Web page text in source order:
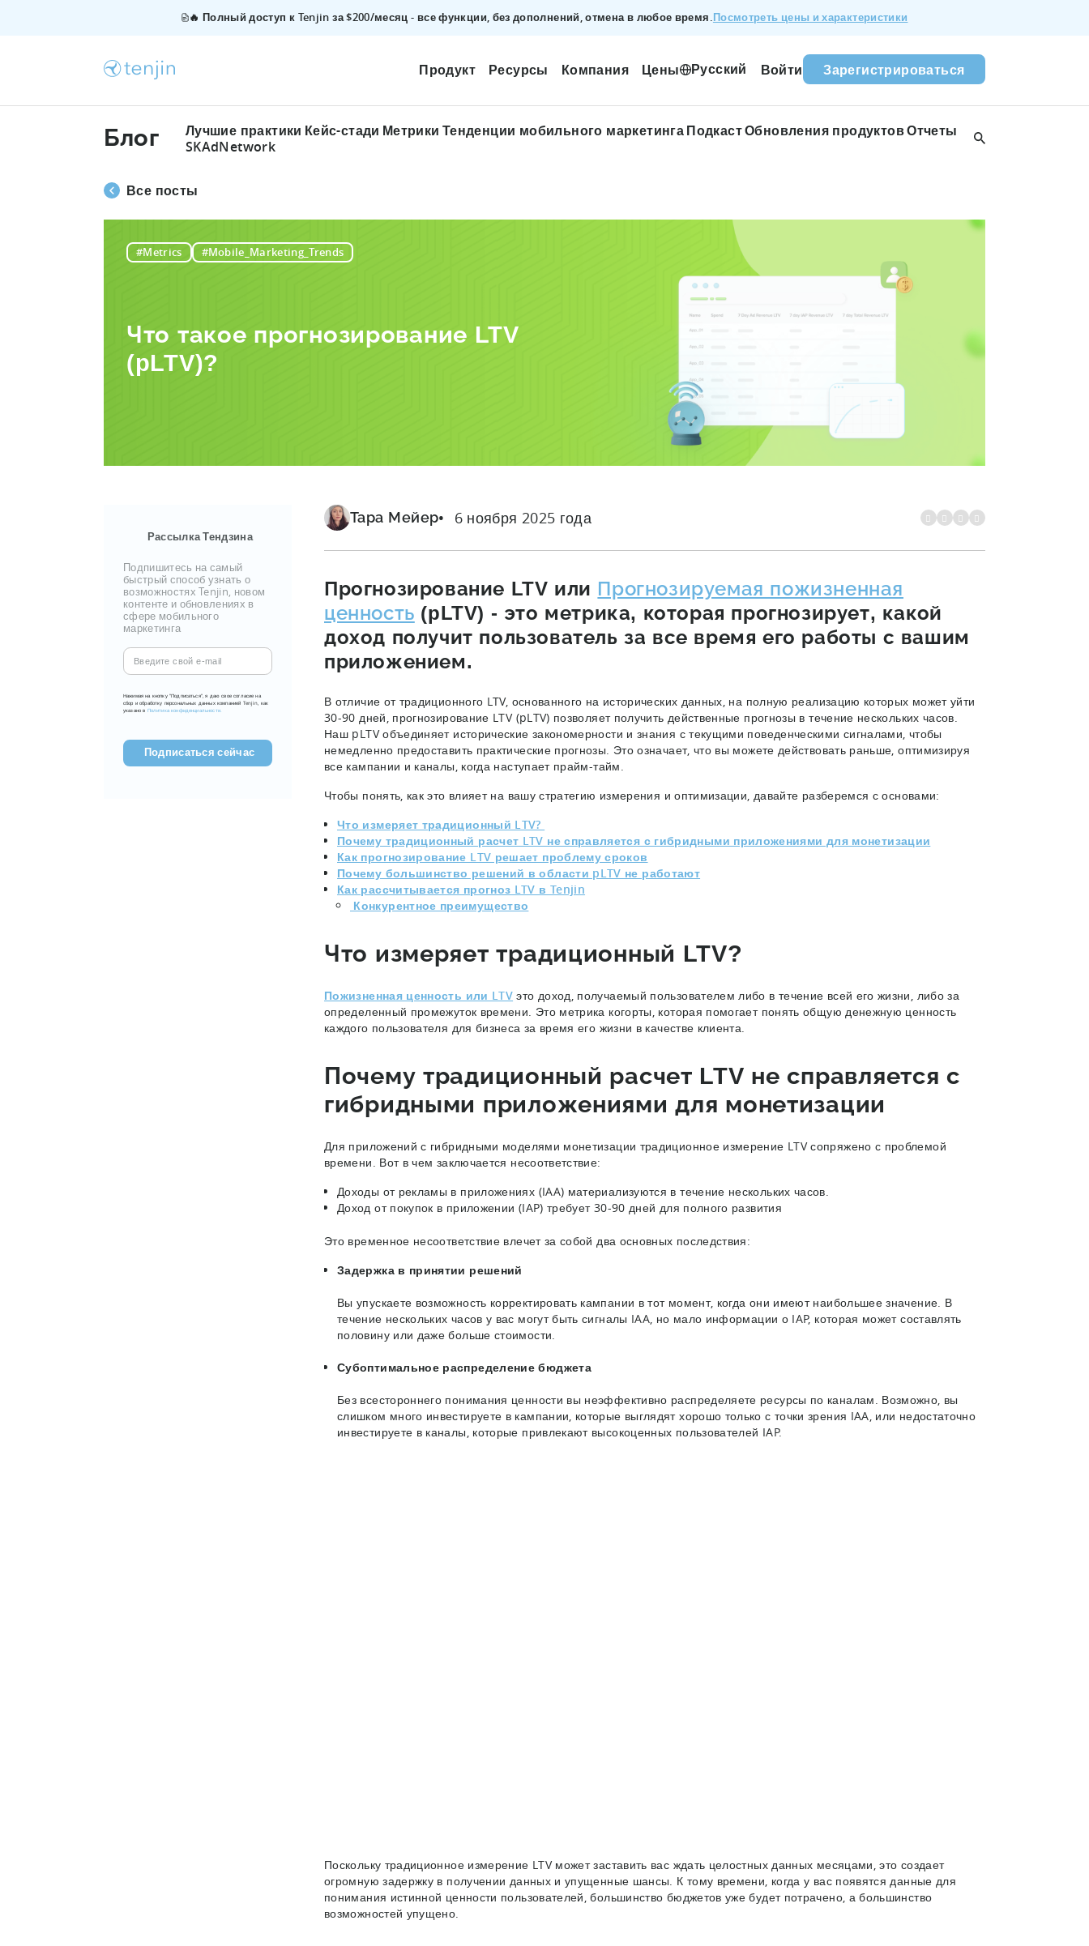
🔥 Полный доступ к Tenjin за $200/месяц - все функции, без дополнений, отмена в любое время.Посмотреть цены и характеристики
Продукт Ресурсы Компания Цены Русский Войти Зарегистрироваться
Блог Лучшие практики Кейс-стади Метрики Тенденции мобильного маркетингаПодкастОбновления продуктовОтчеты
SKAdNetwork
Все посты
#Metrics #Mobile_Marketing_Trends
Что такое прогнозирование LTV
(pLTV)?
Рассылка Тендзина
Подпишитесь на самый
быстрый способ узнать о
возможностях Tenjin, новом
контенте и обновлениях в
сфере мобильного
маркетинга
Введите
свой
e-
mail
Нажимая на кнопку "Подписаться", я даю свое согласие на
сбор и обработку персональных данных компанией Tenjin, как
указано в Политика конфиденциальности.
Тара Мейер 6 ноября 2025 года
Прогнозирование LTV или Прогнозируемая пожизненная
ценность (pLTV) - это метрика, которая прогнозирует, какой
доход получит пользователь за все время его работы с вашим
приложением.
В отличие от традиционного LTV, основанного на исторических данных, на полную реализацию которых может уйти
30-90 дней, прогнозирование LTV (pLTV) позволяет получить действенные прогнозы в течение нескольких часов.
Наш pLTV объединяет исторические закономерности и знания с текущими поведенческими сигналами, чтобы
немедленно предоставить практические прогнозы. Это означает, что вы можете действовать раньше, оптимизируя
все кампании и каналы, когда наступает прайм-тайм.
Чтобы понять, как это влияет на вашу стратегию измерения и оптимизации, давайте разберемся с основами:
Что измеряет традиционный LTV?
Почему традиционный расчет LTV не справляется с гибридными приложениями для монетизации
Как прогнозирование LTV решает проблему сроков
Почему большинство решений в области pLTV не работают
Как рассчитывается прогноз LTV в Tenjin
Конкурентное преимущество
Что измеряет традиционный LTV?
Пожизненная ценность или LTV это доход, получаемый пользователем либо в течение всей его жизни, либо за
определенный промежуток времени. Это метрика когорты, которая помогает понять общую денежную ценность
каждого пользователя для бизнеса за время его жизни в качестве клиента.
Почему традиционный расчет LTV не справляется с
гибридными приложениями для монетизации
Для приложений с гибридными моделями монетизации традиционное измерение LTV сопряжено с проблемой
времени. Вот в чем заключается несоответствие:
Доходы от рекламы в приложениях (IAA) материализуются в течение нескольких часов.
Доход от покупок в приложении (IAP) требует 30-90 дней для полного развития
Это временное несоответствие влечет за собой два основных последствия:
Задержка в принятии решений
Вы упускаете возможность корректировать кампании в тот момент, когда они имеют наибольшее значение. В
течение нескольких часов у вас могут быть сигналы IAA, но мало информации о IAP, которая может составлять
половину или даже больше стоимости.
Субоптимальное распределение бюджета
Без всестороннего понимания ценности вы неэффективно распределяете ресурсы по каналам. Возможно, вы
слишком много инвестируете в кампании, которые выглядят хорошо только с точки зрения IAA, или недостаточно
инвестируете в каналы, которые привлекают высокоценных пользователей IAP.
Поскольку традиционное измерение LTV может заставить вас ждать целостных данных месяцами, это создает
огромную задержку в получении данных и упущенные шансы. К тому времени, когда у вас появятся данные для
понимания истинной ценности пользователей, большинство бюджетов уже будет потрачено, а большинство
возможностей упущено.